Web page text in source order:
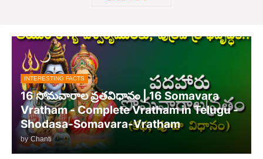
INTERESTING FACTS
16 సోమవారాల వ్రతవిధానం | 16 Somavara
Vratham - Complete Vratham in Telugu -
Shodasa-Somavara-Vratham
by Chanti